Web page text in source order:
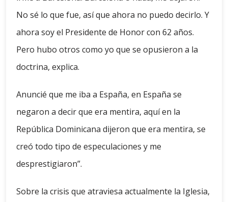
No sé lo que fue, así que ahora no puedo decirlo. Y
ahora soy el Presidente de Honor con 62 años.
Pero hubo otros como yo que se opusieron a la
doctrina, explica.
Anuncié que me iba a España, en España se
negaron a decir que era mentira, aquí en la
República Dominicana dijeron que era mentira, se
creó todo tipo de especulaciones y me
desprestigiaron”.
Sobre la crisis que atraviesa actualmente la Iglesia,